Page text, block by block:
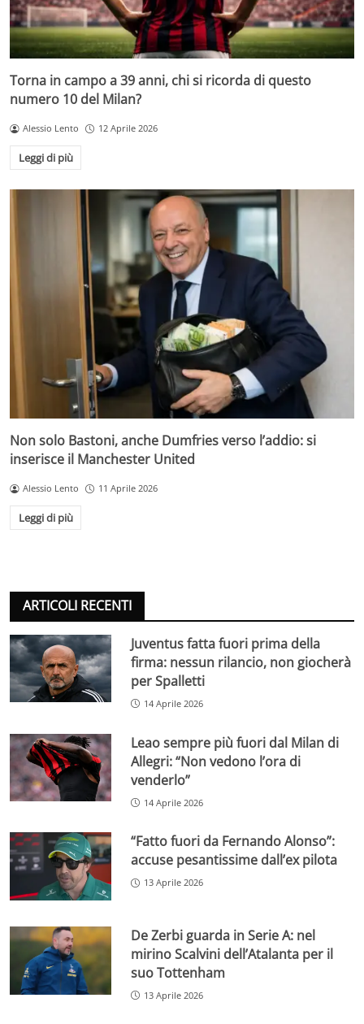
Torna in campo a 39 anni, chi si ricorda di questo
numero 10 del Milan?
Alessio Lento 12 Aprile 2026
Leggi di più
Non solo Bastoni, anche Dumfries verso l’addio: si
inserisce il Manchester United
Alessio Lento 11 Aprile 2026
Leggi di più
ARTICOLI RECENTI
Juventus fatta fuori prima della
firma: nessun rilancio, non giocherà
per Spalletti
14 Aprile 2026
Leao sempre più fuori dal Milan di
Allegri: “Non vedono l’ora di
venderlo”
14 Aprile 2026
“Fatto fuori da Fernando Alonso”:
accuse pesantissime dall’ex pilota
13 Aprile 2026
De Zerbi guarda in Serie A: nel
mirino Scalvini dell’Atalanta per il
suo Tottenham
13 Aprile 2026